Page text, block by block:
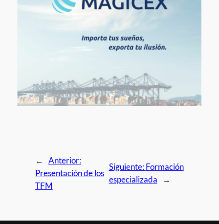
←
Anterior:
Presentación de los
TFM
Siguiente:Formación
especializada
→